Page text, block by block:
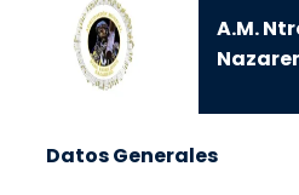
A.M.
Datos Generales